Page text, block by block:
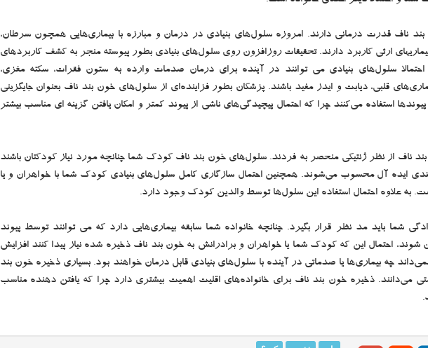
ناف قدرت درمانی دارند. امروزه سلول‌های بنیادی در درمان و مبارزه با بیماری‌هایی همچون سرطان،
ارثی کاربرد دارند. تحقیقات روزافزون روی سلول‌های بنیادی بطور پیوسته منجر به کشف کاربردهای
سلول‌های بنیادی می توانند در آینده برای درمان صدمات وارده به ستون فقرات، سکته مغزی،
قلبی، دیابت و ایدز مفید باشند. پزشکان بطور فزاینده‌ای از سلول‌های خون بند ناف بعنوان جایگزینی
استفاده می‌کنند چرا که احتمال پیچیدگی‌های ناشی از پیوند کمتر و امکان یافتن گزینه ای مناسب بیشتر
ناف از نظر ژنتیکی منحصر به فردند. سلول‌های خون بند ناف کودک شما چنانچه مورد نیاز کودکتان باشند
ایده آل محسوب می‌شوند. همچنین احتمال سازگاری کامل سلول‌های بنیادی کودک شما با خواهران و یا
شما باید مد نظر قرار بگیرد. چنانچه خانواده شما سابقه بیماری‌هایی دارد که می توانند توسط پیوند
شوند، احتمال این که کودک شما یا خواهران و برادرانش به خون بند ناف ذخیره شده نیاز پیدا کنند افزایش
چه بیماری‌ها یا صدماتی در آینده با سلول‌های بنیادی قابل درمان خواهند بود. بسیاری ذخیره خون بند
می‌دانند. ذخیره خون بند ناف برای خانواده‌های اقلیت اهمیت بیشتری دارد چرا که یافتن دهنده مناسب